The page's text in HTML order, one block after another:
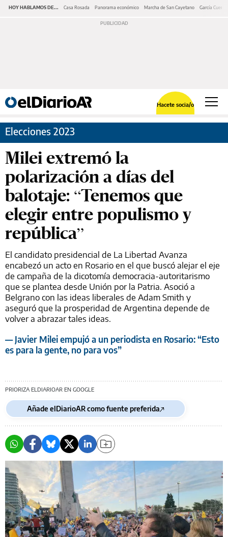
HOY HABLAMOS DE... Casa Rosada Panorama económico Marcha de San Cayetano García Cuerva
Hacete socia/o
Elecciones 2023
Milei extremó la
polarización a días del
balotaje: “Tenemos que
elegir entre populismo y
república”
El candidato presidencial de La Libertad Avanza
encabezó un acto en Rosario en el que buscó alejar el eje
de campaña de la dicotomía democracia-autoritarismo
que se plantea desde Unión por la Patria. Asoció a
Belgrano con las ideas liberales de Adam Smith y
aseguró que la prosperidad de Argentina depende de
volver a abrazar tales ideas.
— Javier Milei empujó a un periodista en Rosario: “Esto
es para la gente, no para vos”
PRIORIZA ELDIARIOAR EN GOOGLE
Añade elDiarioAR como fuente preferida